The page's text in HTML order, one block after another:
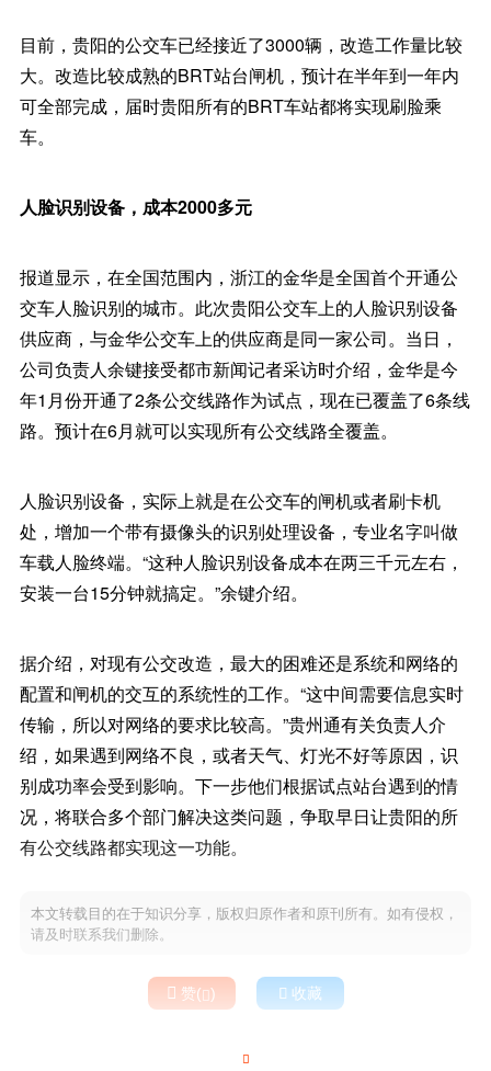
目前，贵阳的公交车已经接近了3000辆，改造工作量比较
大。改造比较成熟的BRT站台闸机，预计在半年到一年内
可全部完成，届时贵阳所有的BRT车站都将实现刷脸乘
车。
人脸识别设备，成本2000多元
报道显示，在全国范围内，浙江的金华是全国首个开通公
交车人脸识别的城市。此次贵阳公交车上的人脸识别设备
供应商，与金华公交车上的供应商是同一家公司。当日，
公司负责人余键接受都市新闻记者采访时介绍，金华是今
年1月份开通了2条公交线路作为试点，现在已覆盖了6条线
路。预计在6月就可以实现所有公交线路全覆盖。
人脸识别设备，实际上就是在公交车的闸机或者刷卡机
处，增加一个带有摄像头的识别处理设备，专业名字叫做
车载人脸终端。“这种人脸识别设备成本在两三千元左右，
安装一台15分钟就搞定。”余键介绍。
据介绍，对现有公交改造，最大的困难还是系统和网络的
配置和闸机的交互的系统性的工作。“这中间需要信息实时
传输，所以对网络的要求比较高。”贵州通有关负责人介
绍，如果遇到网络不良，或者天气、灯光不好等原因，识
别成功率会受到影响。下一步他们根据试点站台遇到的情
况，将联合多个部门解决这类问题，争取早日让贵阳的所
有公交线路都实现这一功能。
本文转载目的在于知识分享，版权归原作者和原刊所有。如有侵权，
请及时联系我们删除。
 赞()  收藏
